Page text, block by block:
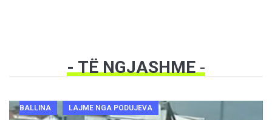
- TË NGJASHME-
BALLINA LAJME NGA PODUJEVA